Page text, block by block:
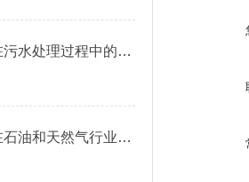
硫化氢检测仪在污水处理过程中的应用
硫化氢测量仪在石油和天然气行业中的应用